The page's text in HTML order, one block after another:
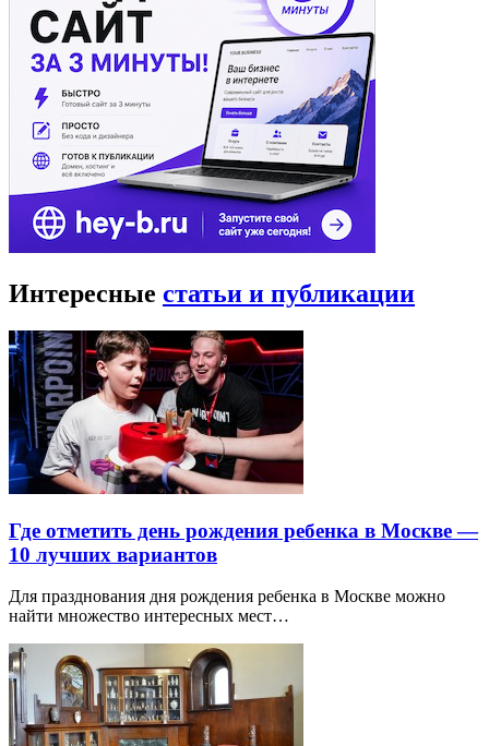
Интересные статьи и публикации
Где отметить день рождения ребенка в Москве —
10 лучших вариантов
Для празднования дня рождения ребенка в Москве можно
найти множество интересных мест…